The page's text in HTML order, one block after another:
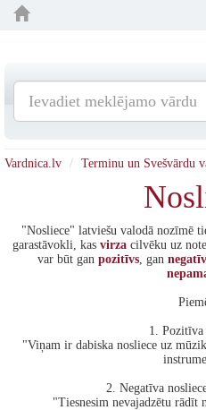
Vardnica.lv Terminu un Svešvārdu
"Nosliece" latviešu valodā nozīmē
garastāvokli, kas virza cilvēku uz
var būt gan pozitīvs, gan
1. Pozitīva
"Viņam ir dabiska nosliece uz
2. Negatīva
"Tiesnesim nevajadzētu rādīt